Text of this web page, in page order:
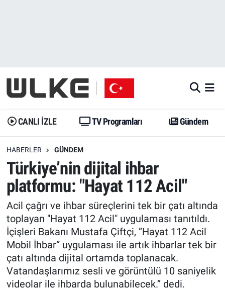
CANLI İZLE TV Programları Gündem
HABERLER GÜNDEM
Türkiye’nin dijital ihbar
platformu: "Hayat 112 Acil"
Acil çağrı ve ihbar süreçlerini tek bir çatı altında
toplayan "Hayat 112 Acil" uygulaması tanıtıldı.
İçişleri Bakanı Mustafa Çiftçi, ”Hayat 112 Acil
Mobil İhbar” uygulaması ile artık ihbarlar tek bir
çatı altında dijital ortamda toplanacak.
Vatandaşlarımız sesli ve görüntülü 10 saniyelik
videolar ile ihbarda bulunabilecek.’’ dedi.
Gündem
Dünya
Erişim Bilgileri
Ekonomi
Trend
Özel Haberler
Yazarlar
Gündem
Trend
Erişim Bilgileri
Spor
Ekonomi
Dünya
Medya
İstanbul Namaz Vakitleri
Trafik Durumu
Erişim Bilgileri
Tüm Manşetler
Son Dakika Haberleri
Haber Arşivi